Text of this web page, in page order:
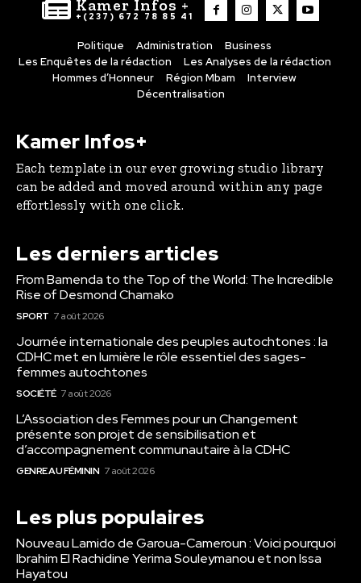
Kamer Infos +
+(237) 672 78 85 41
Politique Administration
Business
Les Enquêtes de la rédaction
Les Analyses de la rédaction
Hommes d’Honneur
Région Mbam
Interview
Décentralisation
Kamer Infos+
Each template in our ever growing studio library
can be added and moved around within any page
effortlessly with one click.
Les derniers articles
From Bamenda to the Top of the World: The Incredible
Rise of Desmond Chamako
SPORT 7 août 2026
Journée internationale des peuples autochtones : la
CDHC met en lumière le rôle essentiel des sages-
femmes autochtones
SOCIÉTÉ 7 août 2026
L’Association des Femmes pour un Changement
présente son projet de sensibilisation et
d’accompagnement communautaire à la CDHC
GENRE AU FÉMININ 7 août 2026
Les plus populaires
Nouveau Lamido de Garoua-Cameroun : Voici pourquoi
Ibrahim El Rachidine Yerima Souleymanou et non Issa
Hayatou